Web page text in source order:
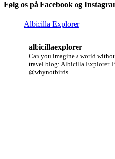
Følg os på Facebook og
Albicilla Explorer
albicillaexplorer
Can you imagine a world
travel blog: Albicilla Explorer.
@whynotbirds